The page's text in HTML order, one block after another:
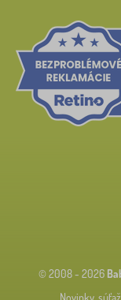
© 2008 - 2026